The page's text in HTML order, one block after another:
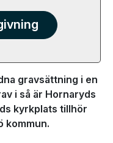
gravsättning i en
i så är Hornaryds
kyrkplats tillhör
kommun.